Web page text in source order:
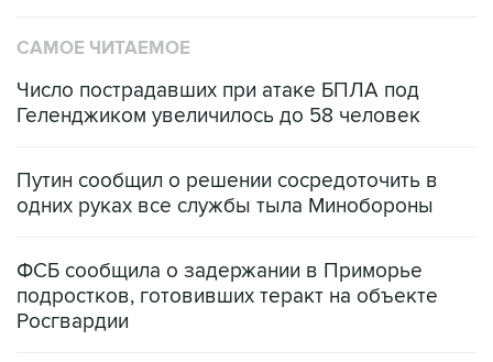
САМОЕ ЧИТАЕМОЕ
Число пострадавших при атаке БПЛА под
Геленджиком увеличилось до 58 человек
Путин сообщил о решении сосредоточить в
одних руках все службы тыла Минобороны
ФСБ сообщила о задержании в Приморье
подростков, готовивших теракт на объекте
Росгвардии